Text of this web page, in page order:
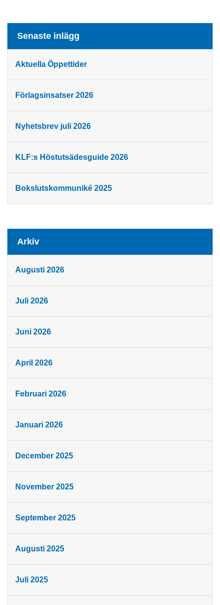
Senaste inlägg
Aktuella Öppettider
Förlagsinsatser 2026
Nyhetsbrev juli 2026
KLF:s Höstutsädesguide 2026
Bokslutskommuniké 2025
Arkiv
Augusti 2026
Juli 2026
Juni 2026
April 2026
Februari 2026
Januari 2026
December 2025
November 2025
September 2025
Augusti 2025
Juli 2025